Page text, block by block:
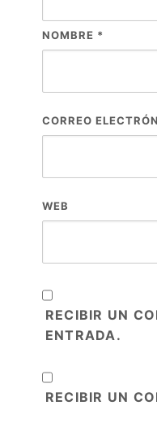
NOMBRE *
CORREO
WEB
RECIBIR UN
ENTRADA.
RECIBIR UN